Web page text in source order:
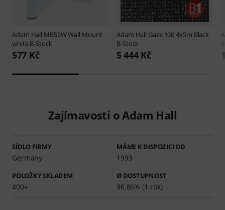
Adam Hall MBS5W Wall Mount
white B-Stock
577 Kč
Adam Hall Gaze 100 4x5m Black
B-Stock
5 444 Kč
Zajímavosti o Adam Hall
SÍDLO FIRMY
Germany
MÁME K DISPOZICI OD
1993
POLOŽKY SKLADEM
400+
Ø DOSTUPNOST
96.86% (1 rok)